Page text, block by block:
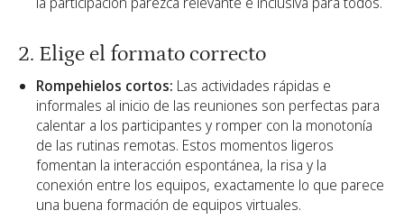
2. Elige el formato correcto
Rompehielos cortos: Las actividades rápidas e
informales al inicio de las reuniones son perfectas para
calentar a los participantes y romper con la monotonía
de las rutinas remotas. Estos momentos ligeros
fomentan la interacción espontánea, la risa y la
conexión entre los equipos, exactamente lo que parece
una buena formación de equipos virtuales.